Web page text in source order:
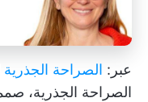
عبر: الصراحة الجذرية